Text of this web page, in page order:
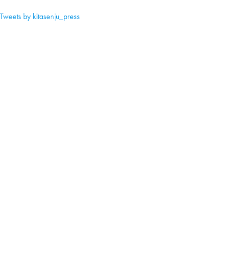
Tweets by kitasenju_press